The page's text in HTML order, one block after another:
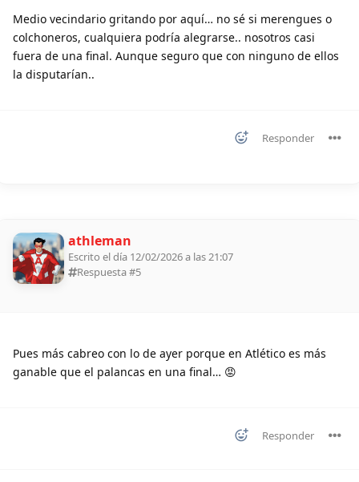
Medio vecindario gritando por aquí… no sé si merengues o
colchoneros, cualquiera podría alegrarse.. nosotros casi
fuera de una final. Aunque seguro que con ninguno de ellos
la disputarían..
Responder
athleman
Escrito el día 12/02/2026 a las 21:07
Respuesta #5
Pues más cabreo con lo de ayer porque en Atlético es más
ganable que el palancas en una final… 😡
Responder